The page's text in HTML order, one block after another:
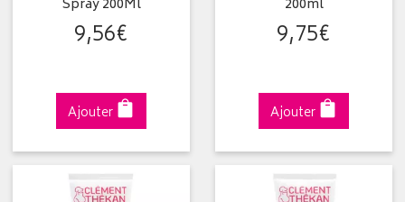
Spray 200Ml
9,56€
Ajouter
200ml
9,75€
Ajouter